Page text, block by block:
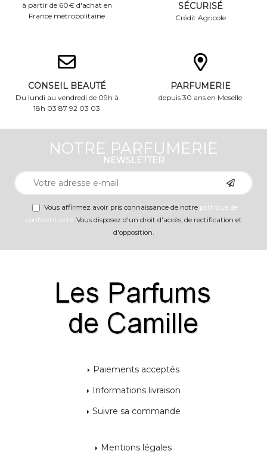
à partir de 60€ d'achat en
France métropolitaine
SÉCURISÉ
Crédit Agricole
CONSEIL BEAUTÉ
Du lundi au vendredi de 09h à
18h 03 87 92 03 03
PARFUMERIE
depuis 30 ans en Moselle
NOTRE PARFUMERIE
NEWSLETTER
Vous affirmez avoir pris connaissance de notre politique de
confidentialité. Vous disposez d'un droit d'accès, de rectification et
d'opposition.
Paiements acceptés
Informations livraison
Suivre sa commande
Mentions légales